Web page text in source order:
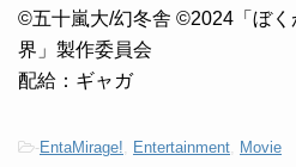
©五十嵐大/幻冬舎 ©2024「ぼ
界」製作委員会
配給：ギャガ
-EntaMirage!, Entertainment, Movie